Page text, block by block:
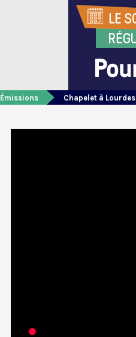
Émissions Chapelet à Lourdes